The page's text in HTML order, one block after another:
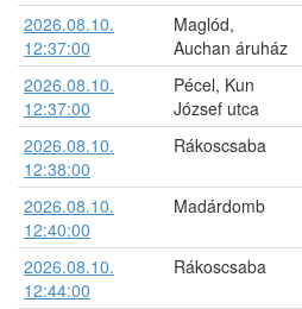
2026.08.10.
12:37:00
Maglód,
Auchan áruház
2026.08.10.
12:37:00
Pécel, Kun
József utca
2026.08.10.
12:38:00
Rákoscsaba
2026.08.10.
12:40:00
Madárdomb
2026.08.10.
12:44:00
Rákoscsaba